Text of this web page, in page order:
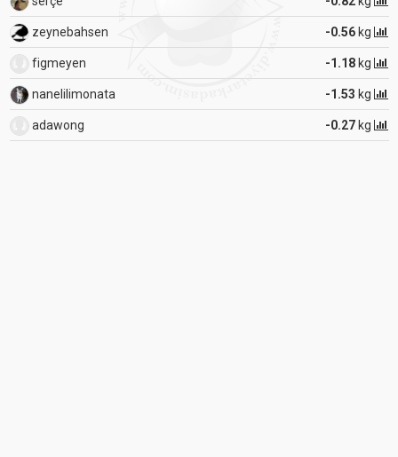
zeynebahsen -0.56 kg
figmeyen -1.18 kg
nanelilimonata -1.53 kg
adawong -0.27 kg